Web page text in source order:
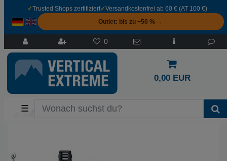
✓Trusted Shops zertifiziert✓Versandkostenfrei ab 60 € (AT 100 €)
Outlet: bis zu −50 % →
0
0,00 EUR
☰